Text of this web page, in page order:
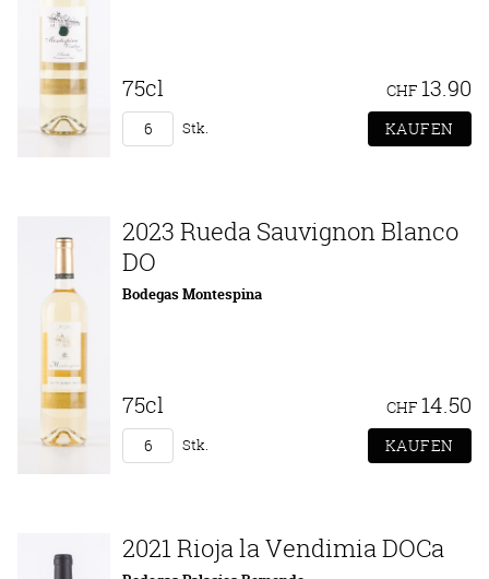
75cl CHF 13.90
Stk.
2023 Rueda Sauvignon Blanco
DO
Bodegas Montespina
75cl CHF 14.50
Stk.
2021 Rioja la Vendimia DOCa